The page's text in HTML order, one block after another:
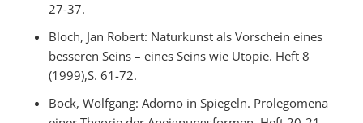
27-37.
Bloch, Jan Robert: Naturkunst als Vorschein eines
besseren Seins – eines Seins wie Utopie. Heft 8
(1999),S. 61-72.
Bock, Wolfgang: Adorno in Spiegeln. Prolegomena